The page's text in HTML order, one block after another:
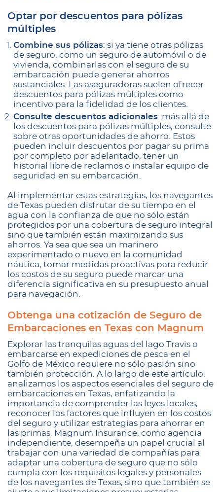
Optar por descuentos para pólizas
múltiples
Combine sus pólizas: si ya tiene otras pólizas
de seguro, como un seguro de automóvil o de
vivienda, combinarlas con el seguro de su
embarcación puede generar ahorros
sustanciales. Las aseguradoras suelen ofrecer
descuentos para pólizas múltiples como
incentivo para la fidelidad de los clientes.
Consulte descuentos adicionales: más allá de
los descuentos para pólizas múltiples, consulte
sobre otras oportunidades de ahorro. Estos
pueden incluir descuentos por pagar su prima
por completo por adelantado, tener un
historial libre de reclamos o instalar equipo de
seguridad en su embarcación.
Al implementar estas estrategias, los navegantes
de Texas pueden disfrutar de su tiempo en el
agua con la confianza de que no sólo están
protegidos por una cobertura de seguro integral
sino que también están maximizando sus
ahorros. Ya sea que sea un marinero
experimentado o nuevo en la comunidad
náutica, tomar medidas proactivas para reducir
los costos de su seguro puede marcar una
diferencia significativa en su presupuesto anual
para navegación.
Obtenga una cotización de Seguro de
Embarcaciones en Texas con Magnum
Explorar las tranquilas aguas del lago Travis o
embarcarse en expediciones de pesca en el
Golfo de México requiere no sólo pasión sino
también protección. A lo largo de este artículo,
analizamos los aspectos esenciales del seguro de
embarcaciones en Texas, enfatizando la
importancia de comprender las leyes locales,
reconocer los factores que influyen en los costos
del seguro y utilizar estrategias para ahorrar en
las primas. Magnum Insurance, como agencia
independiente, desempeña un papel crucial al
trabajar con una variedad de compañías para
adaptar una cobertura de seguro que no sólo
cumpla con los requisitos legales y personales
de los navegantes de Texas, sino que también se